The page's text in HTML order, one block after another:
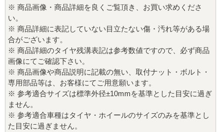
※ 商品画像・商品詳細を良くご覧頂き、お買い求めくださ
い。
※ 商品詳細に表記していない目立たない傷・汚れ等がある場
合がございます。
※ 商品詳細のタイヤ残溝表記は参考数値ですので、必ず商品
画像にてご確認下さい。
※ 商品画像や商品説明に記載の無い、取付ナット・ボルト・
専用部品等は、お客様にてご用意願います。
※ 参考適合サイズは標準外径±10mmを基準とした目安に過ぎ
ません。
※ 参考適合車種はタイヤ・ホイールのサイズのみを基準とし
た目安に過ぎません。